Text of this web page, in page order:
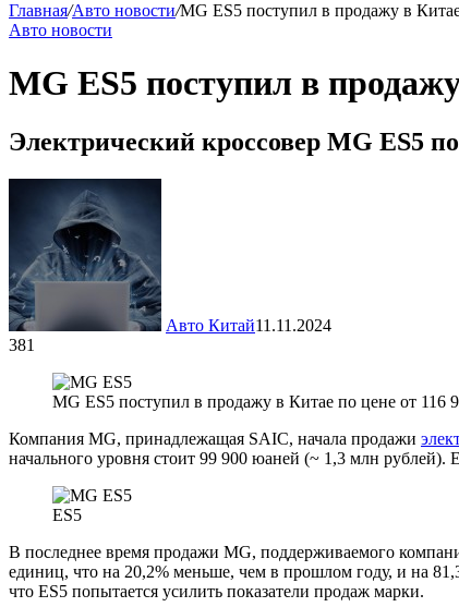
Главная/Авто новости/MG ES5 поступил в продажу в
Авто новости
MG ES5 поступил в
Электрический кроссовер MG ES5
Авто Китай11.11.2024
381
MG ES5 поступил в продажу в Китае по цене от 116
Компания MG, принадлежащая SAIC, начала продажи
начального уровня стоит 99 900 юаней (~ 1,3 млн рублей).
ES5
В последнее время продажи MG, поддерживаемого
единиц, что на 20,2% меньше, чем в прошлом году, и на
что ES5 попытается усилить показатели продаж марки.